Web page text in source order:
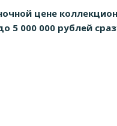
цене
5 000 000 рублей